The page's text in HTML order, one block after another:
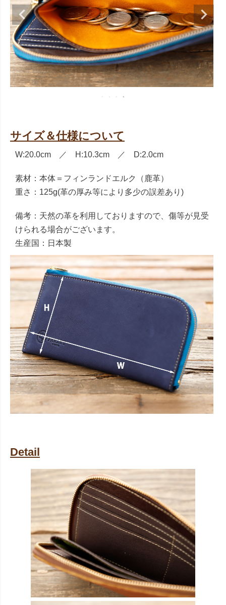
サイズ＆仕様について
W:20.0cm ／ H:10.3cm ／ D:2.0cm
素材：本体＝フィンランドエルク（鹿革）
重さ：125g(革の厚み等により多少の誤差あり)
備考：天然の革を利用しておりますので、傷等が見受
けられる場合がございます。
生産国：日本製
Detail